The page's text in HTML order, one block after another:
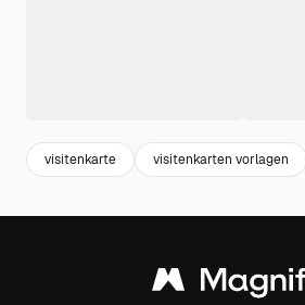
visitenkarte visitenkarten vorlagen